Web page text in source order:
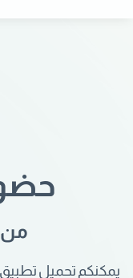
من
يمكنكم تحميل تطبيق